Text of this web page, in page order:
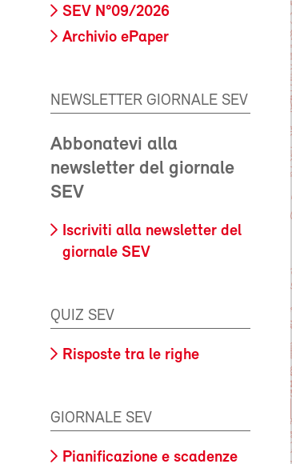
SEV N°09/2026
Archivio ePaper
NEWSLETTER GIORNALE SEV
Abbonatevi alla
newsletter del giornale
SEV
Iscriviti alla newsletter del
giornale SEV
QUIZ SEV
Risposte tra le righe
GIORNALE SEV
Pianificazione e scadenze